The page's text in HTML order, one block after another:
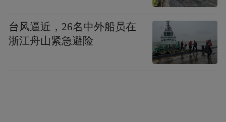
台风逼近，26名中外船员在
浙江舟山紧急避险